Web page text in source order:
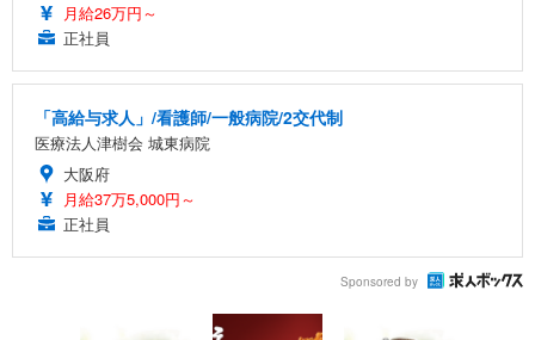
月給26万円～
正社員
「高給与求人」/看護師/一般病院/2交代制
医療法人津樹会 城東病院
大阪府
月給37万5,000円～
正社員
Sponsored by